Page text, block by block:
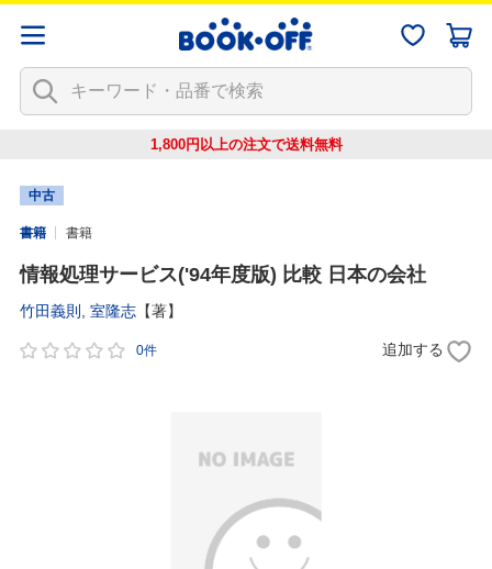
1,800円以上の注文で送料無料
中古
書籍 書籍
情報処理サービス('94年度版) 比較 日本の会社
竹田義則 室隆志 【著】
0件 追加する